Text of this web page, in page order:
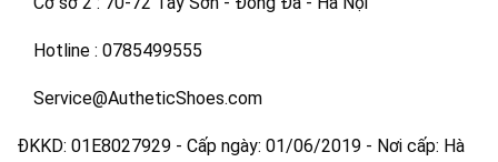
Hotline : 0785499555
Service@AutheticShoes.com
ĐKKD: 01E8027929 - Cấp ngày: 01/06/2019 - Nơi cấp: Hà